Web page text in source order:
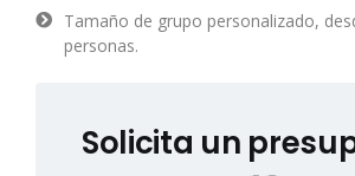
Tamaño de grupo personalizado,
personas.
Solicita un